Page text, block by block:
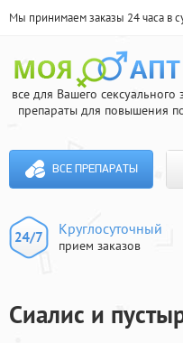
Мы принимаем заказы 24 часа в
все для Вашего сексуального
препараты для повышения
ВСЕ ПРЕПАРАТЫ
Круглосуточный
прием заказов
Сиалис и